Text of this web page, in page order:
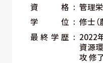
資格
管理
学位
修士（
最終学歴
2022
資源
攻 修